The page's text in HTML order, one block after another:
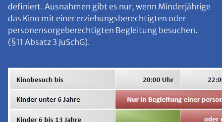
definiert. Ausnahmen gibt es nur, wenn Minderjährige
das Kino mit einer erziehungsberechtigten oder
personensorgeberechtigten Begleitung besuchen.
(§11 Absatz 3 JuSchG).